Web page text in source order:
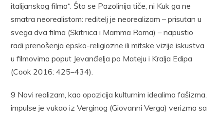
italijanskog filma“. Što se Pazolinija tiče, ni Kuk ga ne
smatra neorealistom: reditelj je neorealizam – prisutan u
svega dva filma (Skitnica i Mamma Roma) – napustio
radi prenošenja epsko-religiozne ili mitske vizije iskustva
u filmovima poput Jevanđelja po Mateju i Kralja Edipa
(Cook 2016: 425–434).
9 Novi realizam, kao opozicija kulturnim idealima fašizma,
impulse je vukao iz Verginog (Giovanni Verga) verizma sa